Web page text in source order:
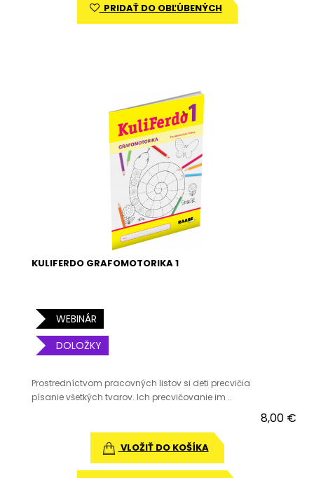
PRIDAŤ DO OBĽÚBENÝCH
KULIFERDO GRAFOMOTORIKA 1
WEBINÁR
DOLOŽKY
Prostredníctvom pracovných listov si deti precvičia
písanie všetkých tvarov. Ich precvičovanie im ..
8,00 €
VLOŽIŤ DO KOŠÍKA